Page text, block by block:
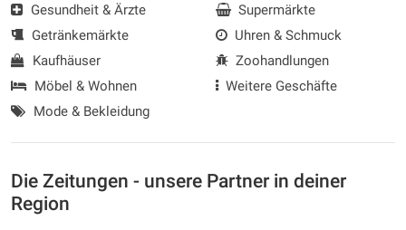
Gesundheit & Ärzte
Getränkemärkte
Kaufhäuser
Möbel & Wohnen
Mode & Bekleidung
Supermärkte
Uhren & Schmuck
Zoohandlungen
Weitere Geschäfte
Die Zeitungen - unsere Partner in deiner
Region